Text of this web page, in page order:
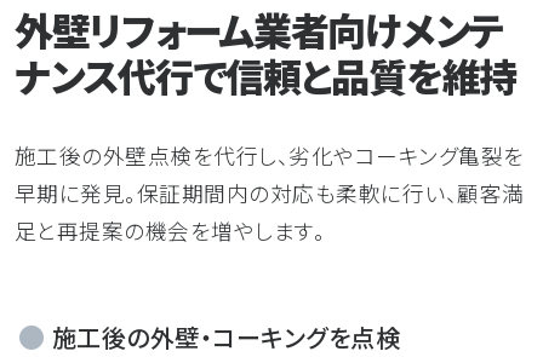
外壁リフォーム業者向けメンテ
ナンス代行で信頼と品質を維持
施工後の外壁点検を代行し、劣化やコーキング亀裂を
早期に発見。保証期間内の対応も柔軟に行い、顧客満
足と再提案の機会を増やします。
施工後の外壁・コーキングを点検